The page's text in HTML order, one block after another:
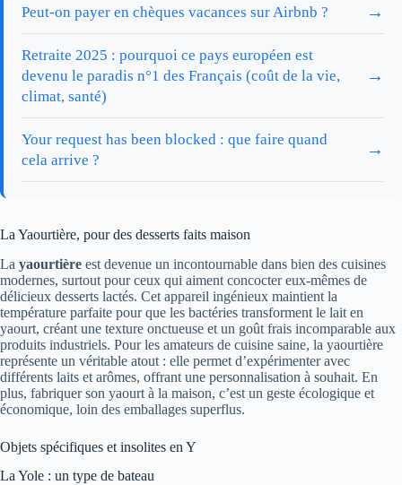
Peut-on payer en chèques vacances sur Airbnb ? →
Retraite 2025 : pourquoi ce pays européen est
devenu le paradis n°1 des Français (coût de la vie,
climat, santé)
→
Your request has been blocked : que faire quand
cela arrive ?
→
La Yaourtière, pour des desserts faits maison
La yaourtière est devenue un incontournable dans bien des cuisines
modernes, surtout pour ceux qui aiment concocter eux-mêmes de
délicieux desserts lactés. Cet appareil ingénieux maintient la
température parfaite pour que les bactéries transforment le lait en
yaourt, créant une texture onctueuse et un goût frais incomparable aux
produits industriels. Pour les amateurs de cuisine saine, la yaourtière
représente un véritable atout : elle permet d’expérimenter avec
différents laits et arômes, offrant une personnalisation à souhait. En
plus, fabriquer son yaourt à la maison, c’est un geste écologique et
économique, loin des emballages superflus.
Objets spécifiques et insolites en Y
La Yole : un type de bateau